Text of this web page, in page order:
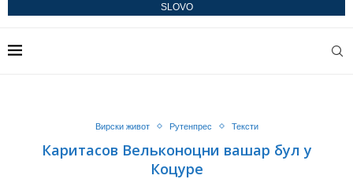
SLOVO
Вирски живот Рутенпрес Тексти
Каритасов Вельконоцни вашар бул у
Коцуре